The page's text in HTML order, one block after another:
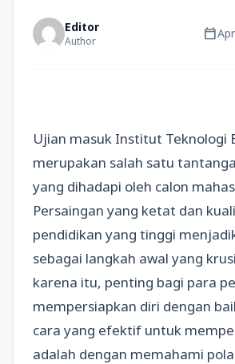
Editor
Author calendar_today
Ujian masuk Institut Teknologi
merupakan salah satu
yang dihadapi oleh calon
Persaingan yang ketat dan
pendidikan yang tinggi
sebagai langkah awal yang
karena itu, penting bagi para
mempersiapkan diri dengan
cara yang efektif untuk
adalah dengan memahami